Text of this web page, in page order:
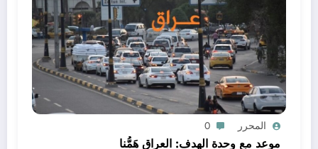
المحرر 0
موعد مع وحدة الهدف: العراق هَمُّنا